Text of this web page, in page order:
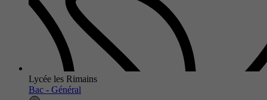
Lycée les Rimains
Bac - Général